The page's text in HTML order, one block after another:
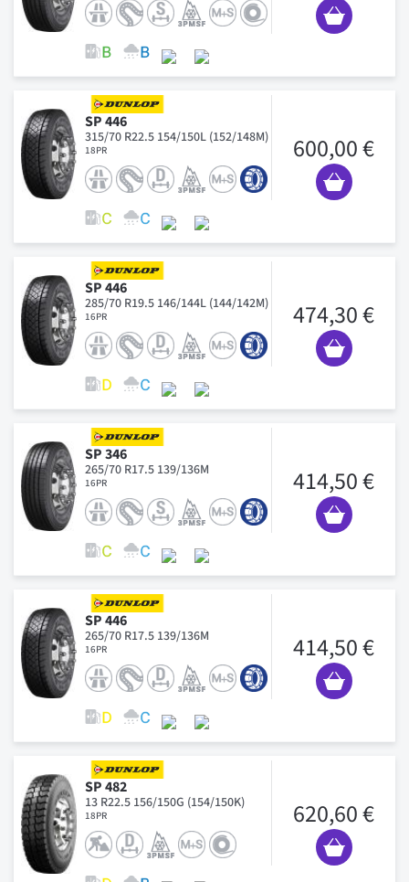
SP 446
315/70 R22.5 154/150L (152/148M)
18PR 600,00 €
SP 446
285/70 R19.5 146/144L (144/142M)
16PR 474,30 €
SP 346
265/70 R17.5 139/136M
16PR 414,50 €
SP 446
265/70 R17.5 139/136M
16PR 414,50 €
SP 482
13 R22.5 156/150G (154/150K)
18PR 620,60 €